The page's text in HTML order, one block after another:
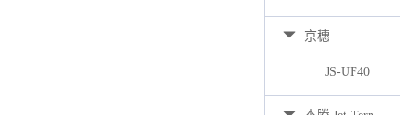
京穗
JS-UF40